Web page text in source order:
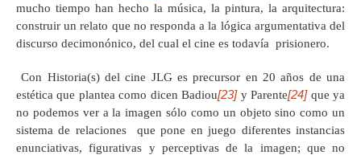
mucho tiempo han hecho la música, la pintura, la arquitectura:
construir un relato que no responda a la lógica argumentativa del
discurso decimonónico, del cual el cine es todavía prisionero.
Con Historia(s) del cine JLG es precursor en 20 años de una
estética que plantea como dicen Badiou[23]y Parente[24]que ya
no podemos ver a la imagen sólo como un objeto sino como un
sistema de relaciones que pone en juego diferentes instancias
enunciativas, figurativas y perceptivas de la imagen; que no